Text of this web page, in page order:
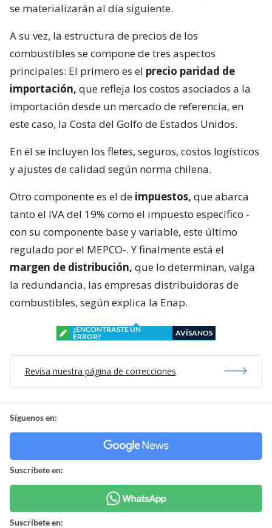
se materializarán al día siguiente.
A su vez, la estructura de precios de los
combustibles se compone de tres aspectos
principales: El primero es el precio paridad de
importación, que refleja los costos asociados a la
importación desde un mercado de referencia, en
este caso, la Costa del Golfo de Estados Unidos.
En él se incluyen los fletes, seguros, costos logísticos
y ajustes de calidad según norma chilena.
Otro componente es el de impuestos, que abarca
tanto el IVA del 19% como el impuesto específico -
con su componente base y variable, este último
regulado por el MEPCO-. Y finalmente está el
margen de distribución, que lo determinan, valga
la redundancia, las empresas distribuidoras de
combustibles, según explica la Enap.
¿ENCONTRASTE UN
ERROR?
AVÍSANOS
Revisa nuestra página de correcciones
Síguenos en:
Suscríbete en:
Suscríbete en: